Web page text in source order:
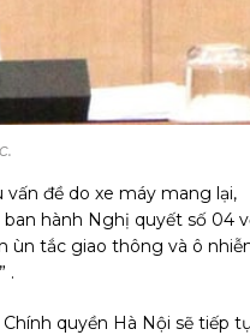
đề do xe máy mang lại,
hành Nghị quyết số 04
ùn tắc giao thông và ô
.
quyền Hà Nội sẽ tiếp